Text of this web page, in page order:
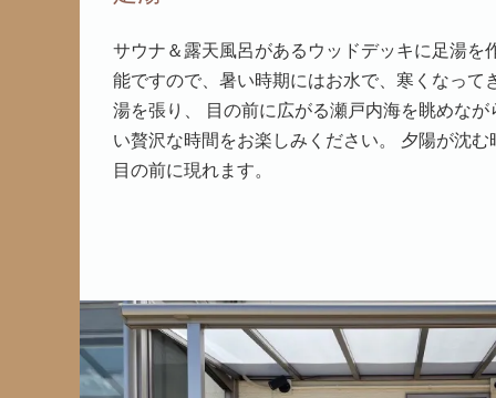
サウナ＆露天風呂があるウッドデッキに足湯を
能ですので、暑い時期にはお水で、寒くなって
湯を張り、 目の前に広がる瀬戸内海を眺めな
い贅沢な時間をお楽しみください。 夕陽が沈
目の前に現れます。